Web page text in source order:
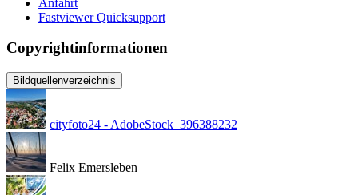
Fastviewer Quicksupport
Copyrightinformationen
Bildquellenverzeichnis
cityfoto24 - AdobeStock_396388232
Felix Emersleben